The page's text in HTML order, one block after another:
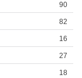
90
82
16
27
18